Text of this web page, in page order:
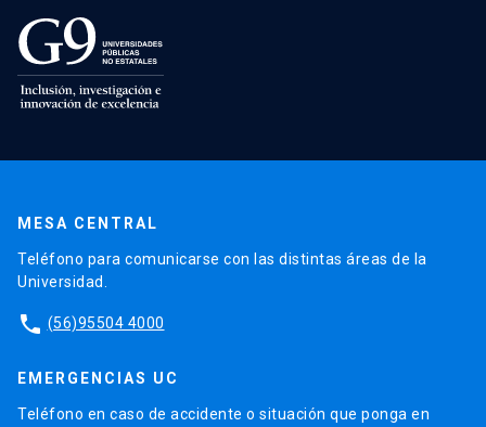
MESA CENTRAL
Teléfono para comunicarse con las distintas áreas de la
Universidad.
phone (56)95504 4000
EMERGENCIAS UC
Teléfono en caso de accidente o situación que ponga en